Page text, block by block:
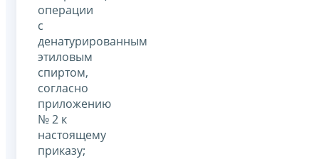
операции
с
денатурированным
этиловым
спиртом,
согласно
приложению
№ 2 к
настоящему
приказу;